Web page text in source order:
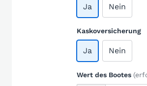
Ja Nein
Kaskoversicherung
Ja Nein
Wert des Bootes